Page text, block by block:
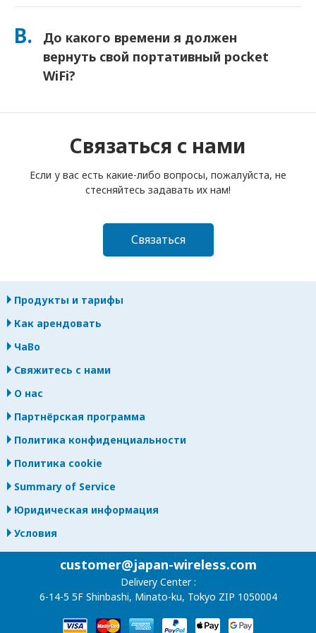
Вы можете добавить Страховку при оформлении заказа,
взимается плата за замену. Если что-то случится,
немедленно свяжитесь с нами — мы поможем вам
оставаться на связи.
В.
До какого времени я должен
вернуть свой портативный pocket
WiFi?
с вас будет взиматься плата.
Связаться с нами
Если у вас есть какие-либо вопросы, пожалуйста, не
стесняйтесь задавать их нам!
Связаться
Продукты и тарифы
Как арендовать
ЧаВо
Свяжитесь с нами
О нас
Партнёрская программа
Политика конфиденциальности
Политика cookie
Summary of Service
Юридическая информация
Условия
customer@japan-wireless.com
Delivery Center :
6-14-5 5F Shinbashi, Minato-ku, Tokyo ZIP 1050004